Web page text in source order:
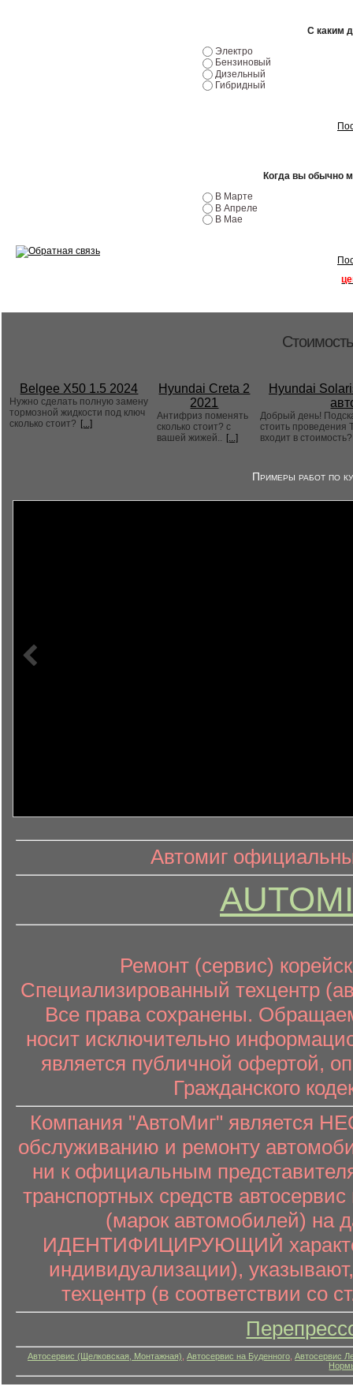
С каким
Электро
Бензиновый
Дизельный
Гибридный
Когда вы обычно
В Марте
В Апреле
В Мае
Belgee X50 1.5 2024
Нужно сделать полную замену
тормозной жидкости под ключ
сколько стоит? [...]
Hyundai Creta 2
2021
Антифриз поменять
сколько стоит? с
вашей жижей.. [...]
Hyundai
Добрый день!
стоить проведения
входит в
Примеры работ по
информационный контент
Автомиг
Ремонт (сервис)
Специализированный техцентр
Все права сохранены.
носит исключительно
является публичной офертой,
Гражданского
Компания "АвтоМиг" является
обслуживанию и ремонту
ни к официальным
транспортных средств
(марок автомобилей) на
ИДЕНТИФИЦИРУЮЩИЙ характер
индивидуализации),
техцентр (в соответствии со
Автосервис (Щелковская, Монтажная) Автосервис на Буденного Автосервис